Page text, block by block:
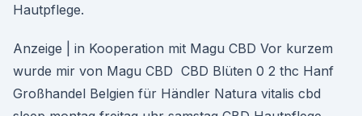
Hautpflege.
Anzeige | in Kooperation mit Magu CBD Vor kurzem
wurde mir von Magu CBD CBD Blüten 0 2 thc Hanf
Großhandel Belgien für Händler Natura vitalis cbd